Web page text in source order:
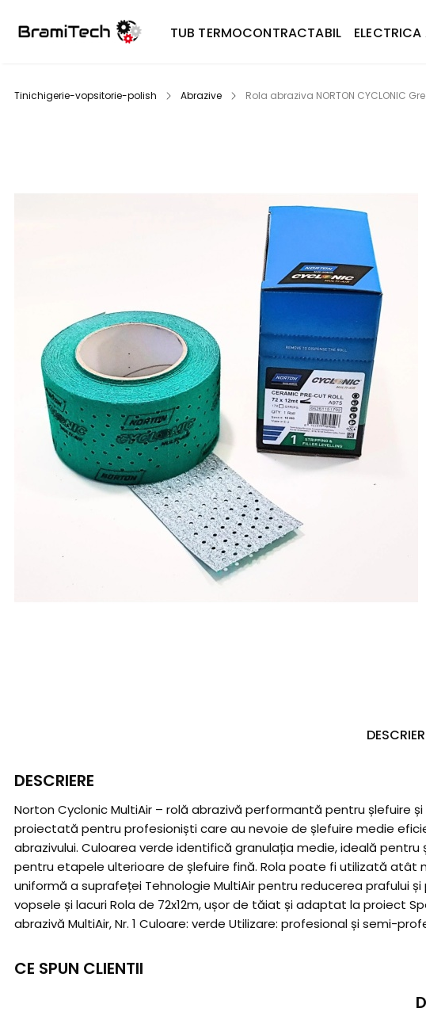
TUB TERMOCONTRACTABIL
Tinichigerie-vopsitorie-polish Abrazive Rola abraziva NORTON CYCLONIC
DESCRIERE
Norton Cyclonic MultiAir – rolă abrazivă performantă pentru șlefuire și
proiectată pentru profesioniști care au nevoie de șlefuire medie
abrazivului. Culoarea verde identifică granulația medie, ideală
pentru etapele ulterioare de șlefuire fină. Rola poate fi utilizată atât
uniformă a suprafeței Tehnologie MultiAir pentru reducerea prafului
vopsele și lacuri Rola de 72x12m, ușor de tăiat și adaptat la proiect
abrazivă MultiAir, Nr. 1 Culoare: verde Utilizare: profesional și semi-
CE SPUN CLIENTII